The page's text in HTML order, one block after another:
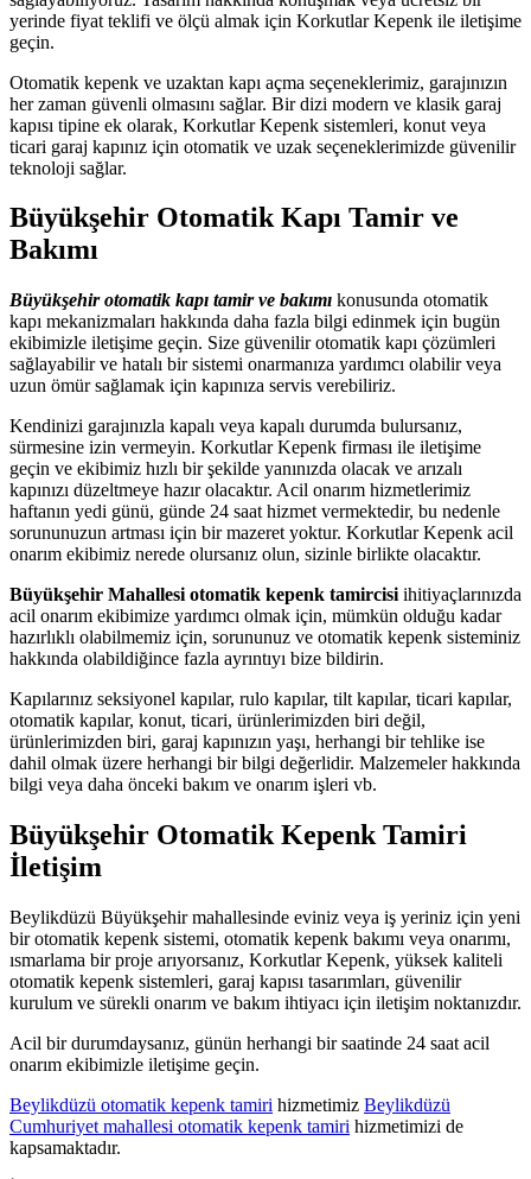
yerinde fiyat teklifi ve ölçü almak için Korkutlar Kepenk ile iletişime
geçin.
Otomatik kepenk ve uzaktan kapı açma seçeneklerimiz, garajınızın
her zaman güvenli olmasını sağlar. Bir dizi modern ve klasik garaj
kapısı tipine ek olarak, Korkutlar Kepenk sistemleri, konut veya
ticari garaj kapınız için otomatik ve uzak seçeneklerimizde güvenilir
teknoloji sağlar.
Büyükşehir Otomatik Kapı Tamir ve
Bakımı
Büyükşehir otomatik kapı tamir ve bakımı konusunda otomatik
kapı mekanizmaları hakkında daha fazla bilgi edinmek için bugün
ekibimizle iletişime geçin. Size güvenilir otomatik kapı çözümleri
sağlayabilir ve hatalı bir sistemi onarmanıza yardımcı olabilir veya
uzun ömür sağlamak için kapınıza servis verebiliriz.
Kendinizi garajınızla kapalı veya kapalı durumda bulursanız,
sürmesine izin vermeyin. Korkutlar Kepenk firması ile iletişime
geçin ve ekibimiz hızlı bir şekilde yanınızda olacak ve arızalı
kapınızı düzeltmeye hazır olacaktır. Acil onarım hizmetlerimiz
haftanın yedi günü, günde 24 saat hizmet vermektedir, bu nedenle
sorununuzun artması için bir mazeret yoktur. Korkutlar Kepenk acil
onarım ekibimiz nerede olursanız olun, sizinle birlikte olacaktır.
Büyükşehir Mahallesi otomatik kepenk tamircisi ihitiyaçlarınızda
acil onarım ekibimize yardımcı olmak için, mümkün olduğu kadar
hazırlıklı olabilmemiz için, sorununuz ve otomatik kepenk sisteminiz
hakkında olabildiğince fazla ayrıntıyı bize bildirin.
Kapılarınız seksiyonel kapılar, rulo kapılar, tilt kapılar, ticari kapılar,
otomatik kapılar, konut, ticari, ürünlerimizden biri değil,
ürünlerimizden biri, garaj kapınızın yaşı, herhangi bir tehlike ise
dahil olmak üzere herhangi bir bilgi değerlidir. Malzemeler hakkında
bilgi veya daha önceki bakım ve onarım işleri vb.
Büyükşehir Otomatik Kepenk Tamiri
İletişim
Beylikdüzü Büyükşehir mahallesinde eviniz veya iş yeriniz için yeni
bir otomatik kepenk sistemi, otomatik kepenk bakımı veya onarımı,
ısmarlama bir proje arıyorsanız, Korkutlar Kepenk, yüksek kaliteli
otomatik kepenk sistemleri, garaj kapısı tasarımları, güvenilir
kurulum ve sürekli onarım ve bakım ihtiyacı için iletişim noktanızdır.
Acil bir durumdaysanız, günün herhangi bir saatinde 24 saat acil
onarım ekibimizle iletişime geçin.
Beylikdüzü otomatik kepenk tamiri hizmetimiz Beylikdüzü
Cumhuriyet mahallesi otomatik kepenk tamiri hizmetimizi de
kapsamaktadır.